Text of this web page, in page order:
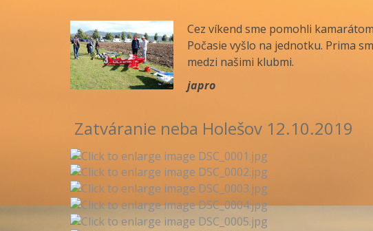
Cez víkend sme pomohli
Počasie vyšlo na jednotku. Prima
medzi našimi klubmi.
japro
Zatváranie neba Holešov 12.10.2019